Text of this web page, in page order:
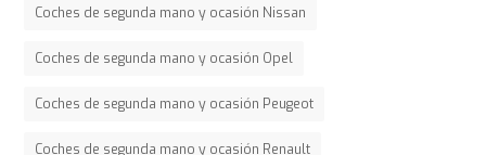
Coches de segunda mano y ocasión Nissan
Coches de segunda mano y ocasión Opel
Coches de segunda mano y ocasión Peugeot
Coches de segunda mano y ocasión Renault